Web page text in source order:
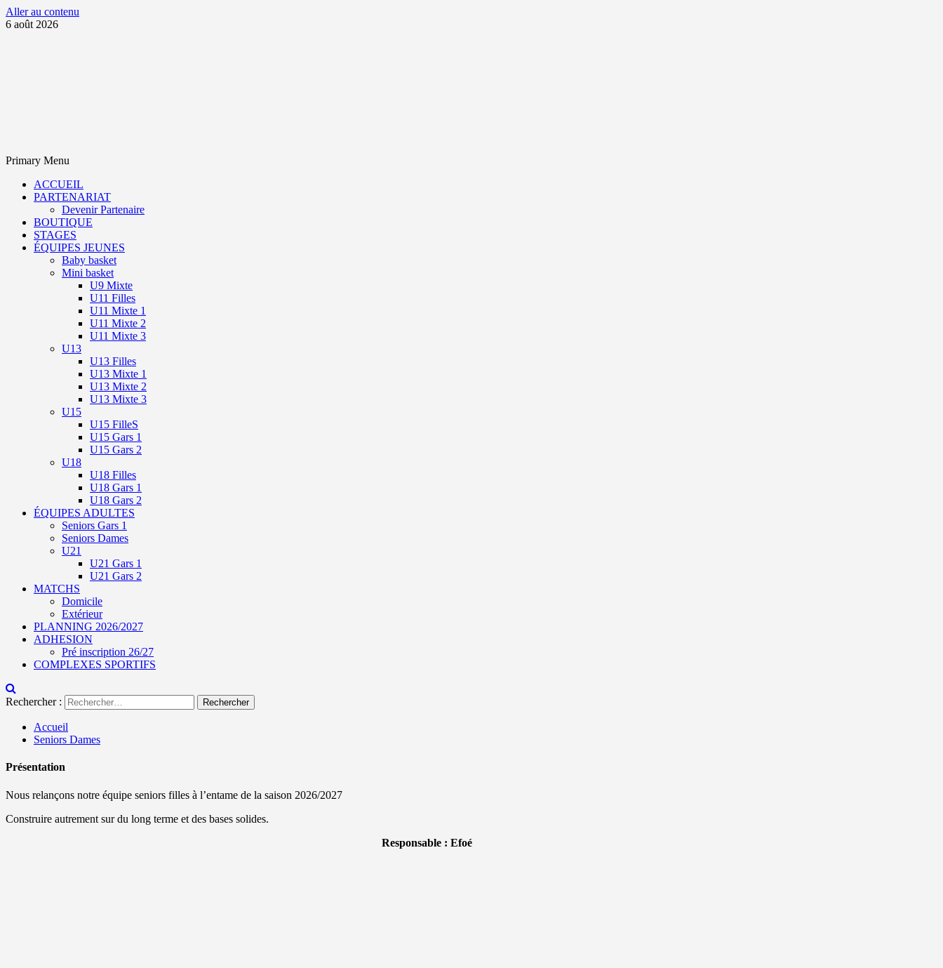
Aller au contenu
6 août 2026
Primary Menu
ACCUEIL
PARTENARIAT
Devenir Partenaire
BOUTIQUE
STAGES
ÉQUIPES JEUNES
Baby basket
Mini basket
U9 Mixte
U11 Filles
U11 Mixte 1
U11 Mixte 2
U11 Mixte 3
U13
U13 Filles
U13 Mixte 1
U13 Mixte 2
U13 Mixte 3
U15
U15 FilleS
U15 Gars 1
U15 Gars 2
U18
U18 Filles
U18 Gars 1
U18 Gars 2
ÉQUIPES ADULTES
Seniors Gars 1
Seniors Dames
U21
U21 Gars 1
U21 Gars 2
MATCHS
Domicile
Extérieur
PLANNING 2026/2027
ADHESION
Pré inscription 26/27
COMPLEXES SPORTIFS
Rechercher :
Accueil
Seniors Dames
Présentation
Nous relançons notre équipe seniors filles à l’entame de la saison 2026/2027
Construire autrement sur du long terme et des bases solides.
Responsable : Efoé